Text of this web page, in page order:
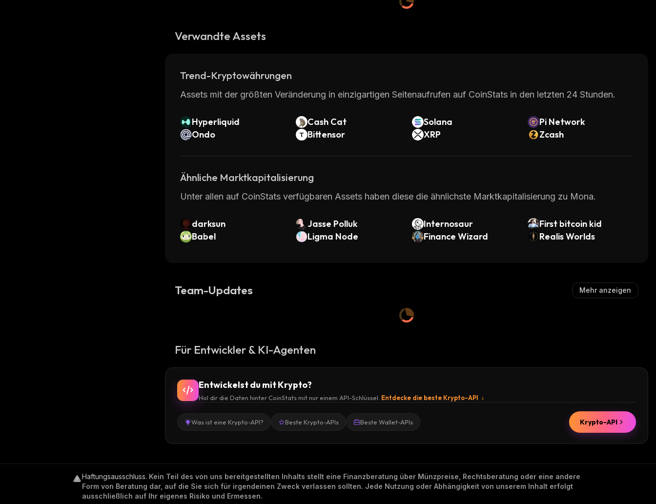
Verwandte Assets
Trend-Kryptowährungen
Assets mit der größten Veränderung in einzigartigen Seitenaufrufen auf CoinStats in den letzten 24 Stunden.
Hyperliquid Cash Cat Solana
Pi Network
Ondo
Bittensor XRP Zcash
Ähnliche Marktkapitalisierung
Unter allen auf CoinStats verfügbaren Assets haben diese die ähnlichste Marktkapitalisierung zu Mona.
darksun Jasse Polluk Internosaur
First bitcoin kid
Babel
Ligma Node Finance Wizard Realis Worlds
Team-Updates Mehr anzeigen
Für Entwickler & KI-Agenten
Entwickelst du mit Krypto?
Hol dir die Daten hinter CoinStats mit nur einem API-Schlüssel. Entdecke die beste Krypto-API
Was ist eine Krypto-API? Beste Krypto-APIs Beste Wallet-APIs Krypto-API
Haftungsausschluss. Kein Teil des von uns bereitgestellten Inhalts stellt eine Finanzberatung über Münzpreise, Rechtsberatung oder eine andere
Form von Beratung dar, auf die Sie sich für irgendeinen Zweck verlassen sollten. Jede Nutzung oder Abhängigkeit von unserem Inhalt erfolgt
ausschließlich auf Ihr eigenes Risiko und Ermessen.